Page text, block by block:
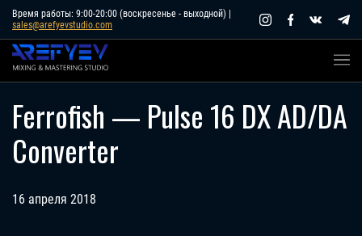
Skip
content
Время работы: 9:00-20:00 (воскресенье - выходной) |
sales@arefyevstudio.com
Ferrofish — Pulse 16 DX AD/DA
Converter
16 апреля 2018